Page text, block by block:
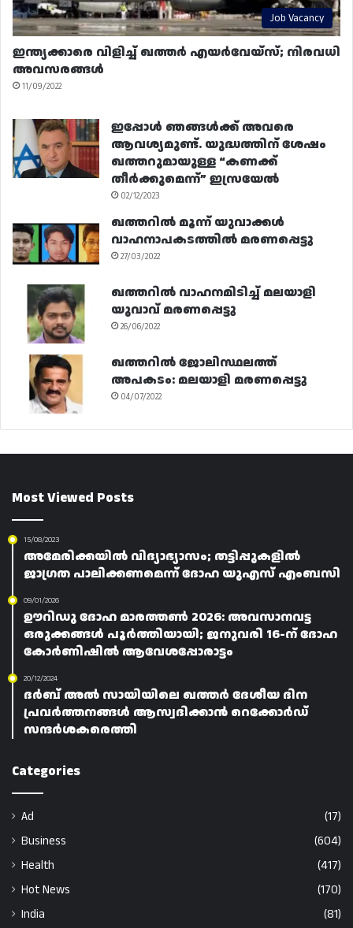
Job Vacancy
ഇന്ത്യക്കാരെ വിളിച്ച് ഖത്തർ എയർവേയ്‌സ്; നിരവധി
അവസരങ്ങൾ
11/09/2022
ഇപ്പോൾ ഞങ്ങൾക്ക് അവരെ
ആവശ്യമുണ്ട്. യുദ്ധത്തിന് ശേഷം
ഖത്തറുമായുള്ള “കണക്ക്
തീർക്കുമെന്ന്” ഇസ്രയേൽ
02/12/2023
ഖത്തറിൽ മൂന്ന് യുവാക്കൾ
വാഹനാപകടത്തിൽ മരണപ്പെട്ടു
27/03/2022
ഖത്തറിൽ വാഹനമിടിച്ച് മലയാളി
യുവാവ് മരണപ്പെട്ടു
26/06/2022
ഖത്തറിൽ ജോലിസ്ഥലത്ത്
അപകടം: മലയാളി മരണപ്പെട്ടു
04/07/2022
Most Viewed Posts
15/08/2023
അമേരിക്കയിൽ വിദ്യാഭ്യാസം; തട്ടിപ്പുകളിൽ
ജാഗ്രത പാലിക്കണമെന്ന് ദോഹ യുഎസ് എംബസി
09/01/2026
ഊറിഡു ദോഹ മാരത്തൺ 2026: അവസാനവട്ട
ഒരുക്കങ്ങൾ പൂർത്തിയായി; ജനുവരി 16-ന് ദോഹ
കോർണിഷിൽ ആവേശപ്പോരാട്ടം
20/12/2024
ദർബ് അൽ സായിയിലെ ഖത്തർ ദേശീയ ദിന
പ്രവർത്തനങ്ങൾ ആസ്വദിക്കാൻ റെക്കോർഡ്
സന്ദർശകരെത്തി
Categories
Ad
(17)
Business
(604)
Health
(417)
Hot News
(170)
India
(81)